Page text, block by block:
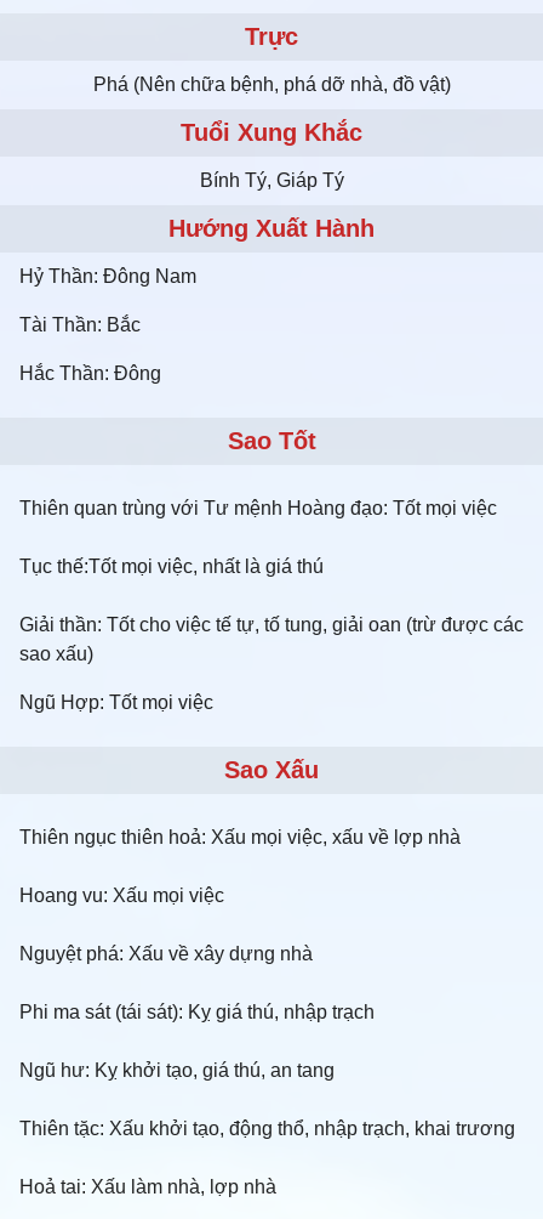
Trực
Phá (Nên chữa bệnh, phá dỡ nhà, đồ vật)
Tuổi Xung Khắc
Bính Tý, Giáp Tý
Hướng Xuất Hành
Hỷ Thần: Đông Nam
Tài Thần: Bắc
Hắc Thần: Đông
Sao Tốt
Thiên quan trùng với Tư mệnh Hoàng đạo: Tốt mọi việc
Tục thế:Tốt mọi việc, nhất là giá thú
Giải thần: Tốt cho việc tế tự, tố tung, giải oan (trừ được các
sao xấu)
Ngũ Hợp: Tốt mọi việc
Sao Xấu
Thiên ngục thiên hoả: Xấu mọi việc, xấu về lợp nhà
Hoang vu: Xấu mọi việc
Nguyệt phá: Xấu về xây dựng nhà
Phi ma sát (tái sát): Kỵ giá thú, nhập trạch
Ngũ hư: Kỵ khởi tạo, giá thú, an tang
Thiên tặc: Xấu khởi tạo, động thổ, nhập trạch, khai trương
Hoả tai: Xấu làm nhà, lợp nhà